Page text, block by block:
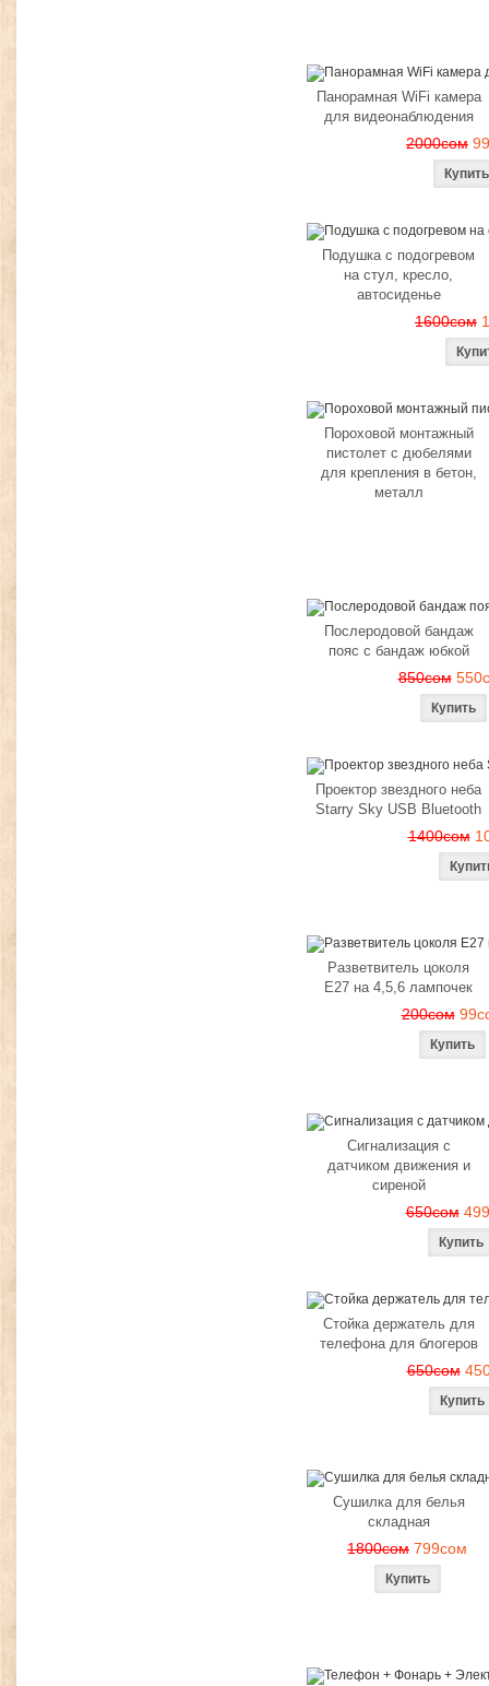
Панорамная WiFi камера
для видеонаблюдения
2000сом
Подушка с подогревом
на стул, кресло,
автосиденье
1600сом
Пороховой монтажный
пистолет с дюбелями
для крепления в бетон,
металл
Послеродовой бандаж
пояс с бандаж юбкой
850сом
Проектор звездного неба
Starry Sky USB Bluetooth
1400сом
Разветвитель цоколя
Е27 на 4,5,6 лампочек
200сом
Сигнализация с
датчиком движения и
сиреной
650сом
Стойка держатель для
телефона для блогеров
650сом
Сушилка для белья
складная
1800сом 799сом